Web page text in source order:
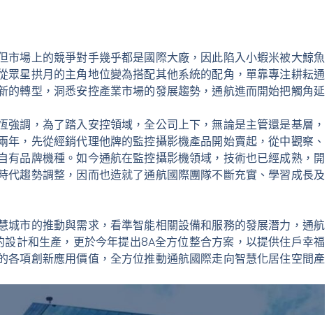
場上的競爭對手幾乎都是國際大廠，因此陷入小蝦米被大鯨魚
星拱月的主角地位變為搭配其他系統的配角，單靠專注耕耘通
轉型，洞悉安控產業市場的發展趨勢，通航進而開始把觸角延
強調，為了踏入安控領域，全公司上下，無論是主管還是基層，
，先從經銷代理他牌的監控攝影機產品開始賣起，從中觀察、
品牌機種。如今通航在監控攝影機領域，技術也已經成熟，開
趨勢調整，因而也造就了通航國際團隊不斷充實、學習成長及
市的推動與需求，看準智能相關設備和服務的發展潛力，通航
計和生產，更於今年提出8A全方位整合方案，以提供住戶幸福
項創新應用價值，全方位推動通航國際走向智慧化居住空間產